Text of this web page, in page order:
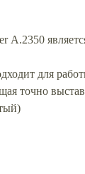
для
точно